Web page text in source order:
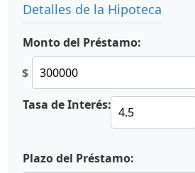
Detalles de la Hipoteca
Monto del Préstamo:
$
Tasa de Interés:
Plazo del Préstamo: